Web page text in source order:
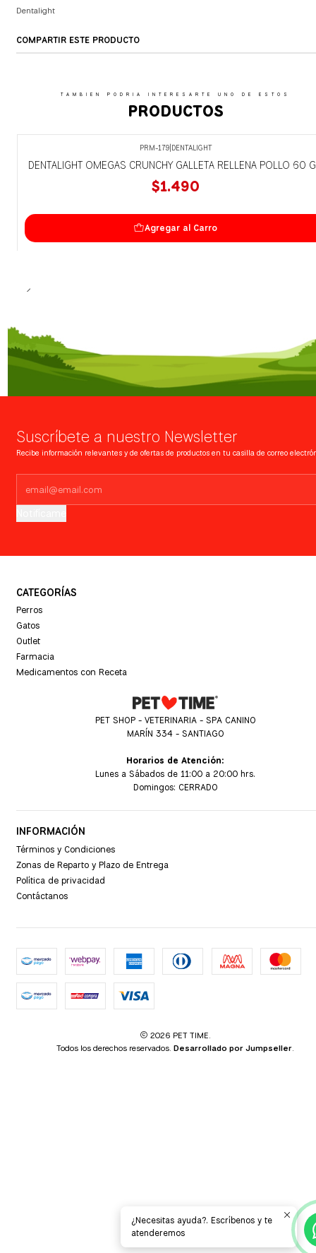
Dentalight
COMPARTIR ESTE PRODUCTO
TAMBIEN PODRIA INTERESARTE UNO DE ESTOS
PRODUCTOS
PRM-179| DENTALIGHT
DENTALIGHT OMEGAS CRUNCHY GALLETA RELLENA POLLO 60
$1.490
Agregar al Carro
Suscríbete a nuestro Newsletter
Recibe información relevantes y de ofertas de productos en tu casilla de correo
CATEGORÍAS
Perros
Gatos
Outlet
Farmacia
Medicamentos con Receta
PET SHOP - VETERINARIA - SPA CANINO
MARÍN 334 - SANTIAGO
Horarios de Atención:
Lunes a Sábados de 11:00 a 20:00 hrs.
Domingos: CERRADO
INFORMACIÓN
Términos y Condiciones
Zonas de Reparto y Plazo de Entrega
Política de privacidad
Contáctanos
2026 PET TIME.
Todos los derechos reservados. Desarrollado por Jumpseller.
¿Necesitas ayuda?. Escríbenos y te
atenderemos